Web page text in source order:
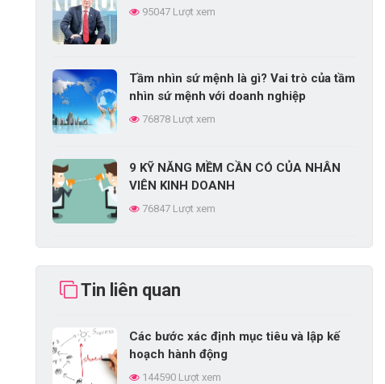
95047 Lượt xem
Tầm nhìn sứ mệnh là gì? Vai trò của tầm
nhìn sứ mệnh với doanh nghiệp
76878 Lượt xem
9 KỸ NĂNG MỀM CẦN CÓ CỦA NHÂN
VIÊN KINH DOANH
76847 Lượt xem
74409 Lượt xem
EPE là gì? Điều kiện và quy trình thành
lập doanh nghiệp EPE
Tin liên quan
Các bước xác định mục tiêu và lập kế
hoạch hành động
144590 Lượt xem